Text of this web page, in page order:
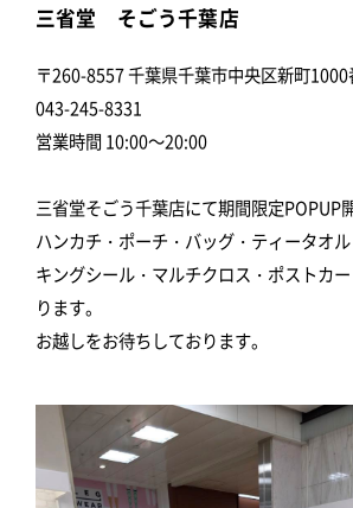
三省堂 そごう千葉店
〒260-8557 千葉県千葉市中央区新町
043-245-8331
営業時間 10:00～20:00
三省堂そごう千葉店にて期間限定POPUP
ハンカチ・ポーチ・バッグ・ティータオ
キングシール・マルチクロス・ポストカ
ります。
お越しをお待ちしております。